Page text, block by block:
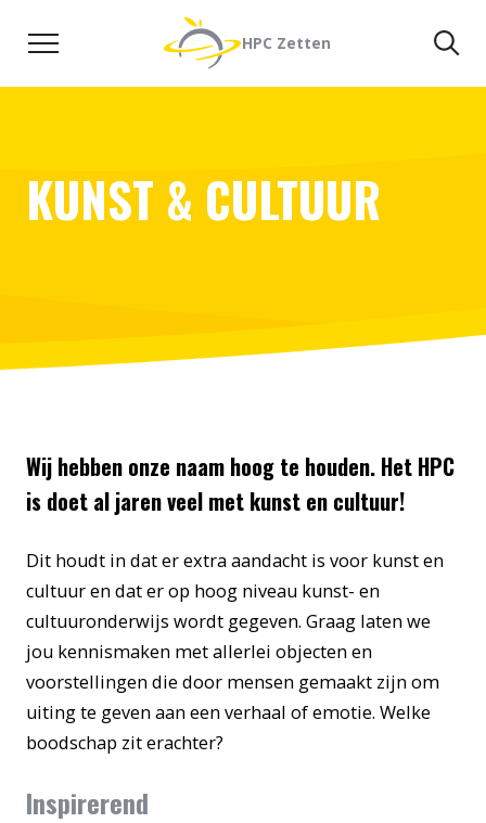
HPC Zetten
KUNST & CULTUUR
Wij hebben onze naam hoog te houden. Het HPC
is doet al jaren veel met kunst en cultuur!
Dit houdt in dat er extra aandacht is voor kunst en
cultuur en dat er op hoog niveau kunst- en
cultuuronderwijs wordt gegeven. Graag laten we
jou kennismaken met allerlei objecten en
voorstellingen die door mensen gemaakt zijn om
uiting te geven aan een verhaal of emotie. Welke
boodschap zit erachter?
Inspirerend